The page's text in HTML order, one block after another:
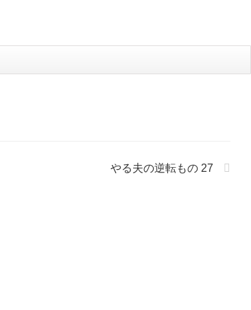
やる夫の逆転もの 27